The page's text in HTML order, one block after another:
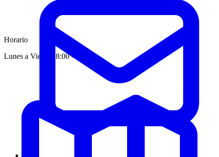
Horario
Lunes a Viernes 8:00 - 16:00